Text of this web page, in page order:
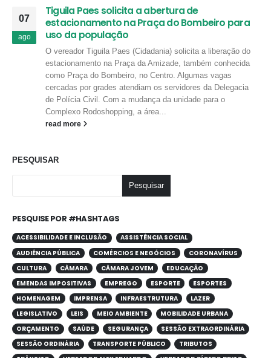
07
ago
Tiguila Paes solicita a abertura de
estacionamento na Praça do Bombeiro para
uso da população
O vereador Tiguila Paes (Cidadania) solicita a liberação do
estacionamento na Praça da Amizade, também conhecida
como Praça do Bombeiro, no Centro. Algumas vagas
cercadas por grades atendiam os servidores da Delegacia
de Polícia Civil. Com a mudança da unidade para o
Complexo Rodoshopping, a área...
read more
PESQUISAR
Pesquisar
PESQUISE POR #HASHTAGS
ACESSIBILIDADE E INCLUSÃO
ASSISTÊNCIA SOCIAL
AUDIÊNCIA PÚBLICA
COMÉRCIOS E NEGÓCIOS
CORONAVÍRUS
CULTURA
CÂMARA CÂMARA JOVEM
EDUCAÇÃO
EMENDAS IMPOSITIVAS
EMPREGO ESPORTE
ESPORTES
HOMENAGEM
IMPRENSA INFRAESTRUTURA
LAZER
LEGISLATIVO
LEIS MEIO AMBIENTE
MOBILIDADE URBANA
ORÇAMENTO
SAÚDE SEGURANÇA
SESSÃO EXTRAORDINÁRIA
SESSÃO ORDINÁRIA
TRANSPORTE PÚBLICO
TRIBUTOS